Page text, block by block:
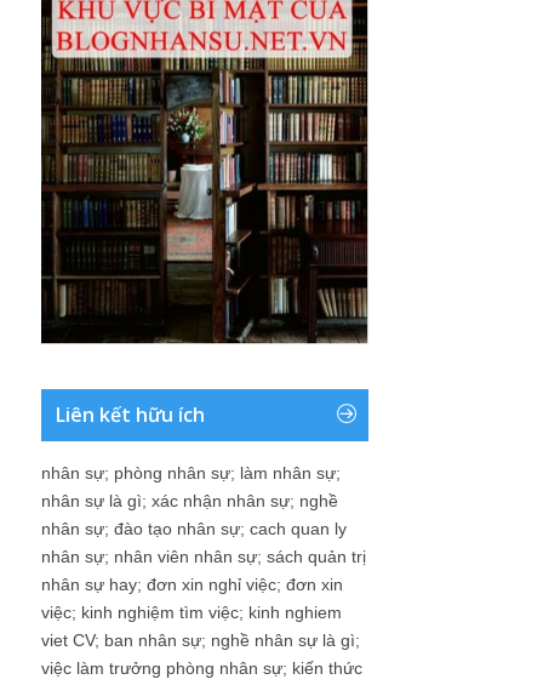
Liên kết hữu ích
nhân sự; phòng nhân sự; làm nhân sự;
nhân sự là gì; xác nhận nhân sự; nghề
nhân sự; đào tạo nhân sự; cach quan ly
nhân sự; nhân viên nhân sự; sách quản trị
nhân sự hay; đơn xin nghỉ việc; đơn xin
việc; kinh nghiệm tìm việc; kinh nghiem
viet CV; ban nhân sự; nghề nhân sự là gì;
việc làm trưởng phòng nhân sự; kiến thức